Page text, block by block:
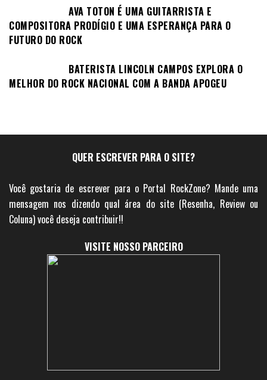
AVA TOTON É UMA GUITARRISTA E
COMPOSITORA PRODÍGIO E UMA ESPERANÇA PARA O
FUTURO DO ROCK
BATERISTA LINCOLN CAMPOS EXPLORA O
MELHOR DO ROCK NACIONAL COM A BANDA APOGEU
QUER ESCREVER PARA O SITE?
Você gostaria de escrever para o Portal RockZone? Mande uma
mensagem nos dizendo qual área do site (Resenha, Review ou
Coluna) você deseja contribuir!!
VISITE NOSSO PARCEIRO